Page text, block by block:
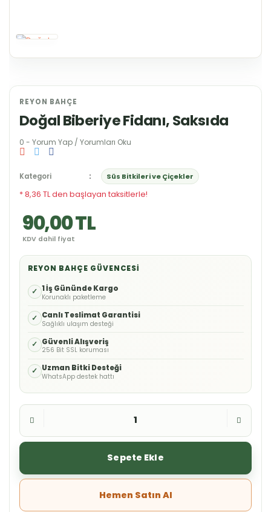
REYON BAHÇE
Doğal Biberiye Fidanı, Saksıda
0 - Yorum Yap / Yorumları Oku
Kategori Süs Bitkileri ve Çiçekler
* 8,36 TL den başlayan taksitlerle!
90,00 TL
KDV dahil fiyat
REYON BAHÇE GÜVENCESI
✓ 1 İş Gününde Kargo
Korunaklı paketleme
✓ Canlı Teslimat Garantisi
Sağlıklı ulaşım desteği
✓ Güvenli Alışveriş
256 Bit SSL koruması
✓ Uzman Bitki Desteği
WhatsApp destek hattı
Sepete Ekle
Hemen Satın Al